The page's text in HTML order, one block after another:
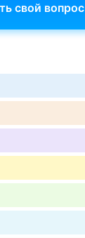
свой вопрос